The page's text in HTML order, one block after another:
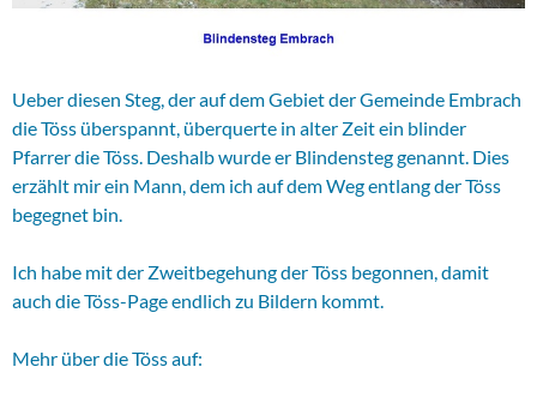
Ueber diesen Steg, der auf dem Gebiet der Gemeinde Embrach
die Töss überspannt, überquerte in alter Zeit ein blinder
Pfarrer die Töss. Deshalb wurde er Blindensteg genannt. Dies
erzählt mir ein Mann, dem ich auf dem Weg entlang der Töss
begegnet bin.
Ich habe mit der Zweitbegehung der Töss begonnen, damit
auch die Töss-Page endlich zu Bildern kommt.
Mehr über die Töss auf: